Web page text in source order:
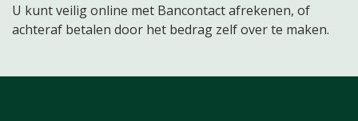
U kunt veilig online met Bancontact afrekenen, of
achteraf betalen door het bedrag zelf over te maken.